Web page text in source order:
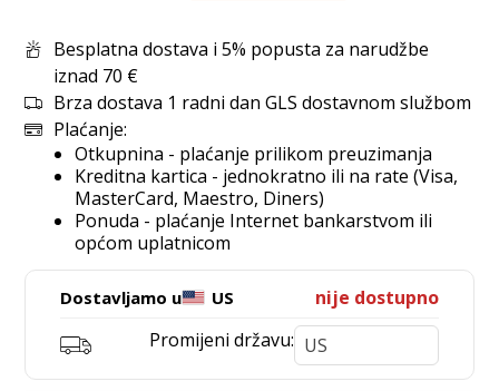
Besplatna dostava i 5% popusta za narudžbe
iznad 70 €
Brza dostava 1 radni dan GLS dostavnom službom
Plaćanje:
Otkupnina - plaćanje prilikom preuzimanja
Kreditna kartica - jednokratno ili na rate (Visa,
MasterCard, Maestro, Diners)
Ponuda - plaćanje Internet bankarstvom ili
općom uplatnicom
Dostavljamo u US
nije dostupno
Promijeni državu: